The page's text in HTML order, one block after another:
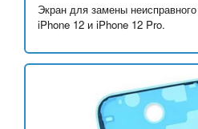
Экран для замены
iPhone 12 и iPhone 12 Pro.